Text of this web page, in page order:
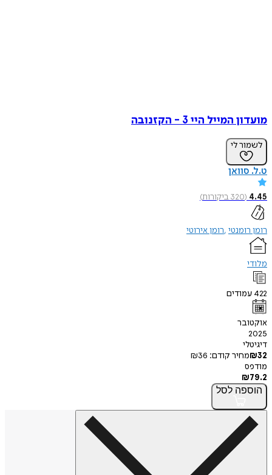
מועדון המייל היי 3 - הקזנובה
לשמור לי
ט.ל. סוואן
4.45
(
320ביקורות)
רומן רומנטי רומן אירוטי
מלודי
422 עמודים
אוקטובר
2025
דיגיטלי
₪32 מחיר קודם: ₪36
מודפס
₪79.2
הוספה לסל